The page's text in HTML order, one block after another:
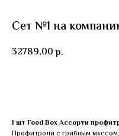
Сет №1 на
32789,00 р.
1 шт Food Box Ассорти